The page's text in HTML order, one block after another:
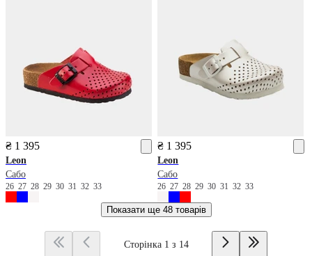
₴ 1 395
Leon
Сабо
26 27 28 29 30 31 32 33
₴ 1 395
Leon
Сабо
2627282930313233
Показати ще 48 товарів
Сторінка 1 з 14